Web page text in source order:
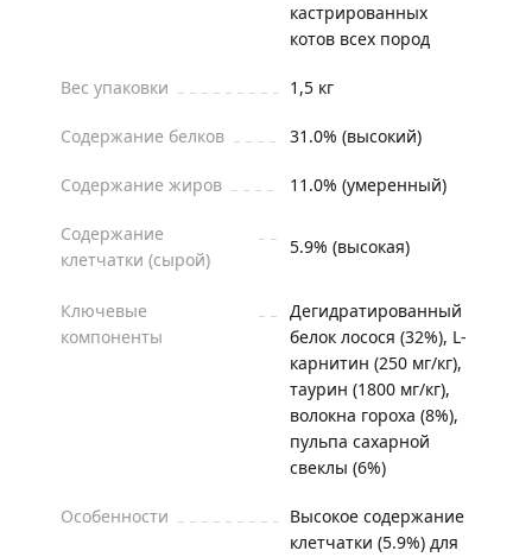
кастрированных
котов всех пород
Вес упаковки 1,5 кг
Содержание белков 31.0% (высокий)
Содержание жиров 11.0% (умеренный)
Содержание
клетчатки (сырой)
5.9% (высокая)
Ключевые
компоненты
Дегидратированный
белок лосося (32%), L-
карнитин (250 мг/кг),
таурин (1800 мг/кг),
волокна гороха (8%),
пульпа сахарной
свеклы (6%)
Особенности
Высокое содержание
клетчатки (5.9%) для